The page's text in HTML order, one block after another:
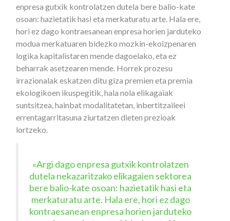
enpresa gutxik kontrolatzen dutela bere balio-kate
osoan: hazietatik hasi eta merkaturatu arte. Hala ere,
hori ez dago kontraesanean enpresa horien jarduteko
modua merkatuaren bidezko mozkin-ekoizpenaren
logika kapitalistaren mende dagoelako, eta ez
beharrak asetzearen mende. Horrek prozesu
irrazionalak eskatzen ditu giza premien eta premia
ekologikoen ikuspegitik, hala nola elikagaiak
suntsitzea, hainbat modalitatetan, inbertitzaileei
errentagarritasuna ziurtatzen dieten prezioak
lortzeko.
«Argi dago enpresa gutxik kontrolatzen
dutela nekazaritzako elikagaien sektorea
bere balio-kate osoan: hazietatik hasi eta
merkaturatu arte. Hala ere, hori ez dago
kontraesanean enpresa horien jarduteko